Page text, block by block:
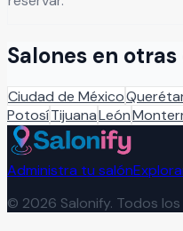
Salones en
Ciudad de México
PotosíTijuanaLeón
Administra tu salón
© 2026 Salonify. Todos